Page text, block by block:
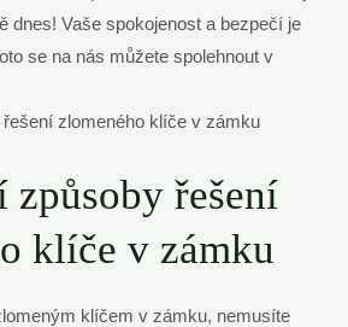
dnes! Vaše spokojenost a bezpečí je
se na nás můžete spolehnout v
způsoby řešení
klíče v zámku
klíčem v zámku, nemusíte